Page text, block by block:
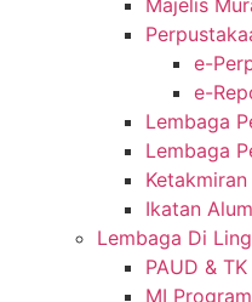
Majelis
e-
e-
Lembaga
Lembaga
Ketakmiran
Ikatan
Lembaga Di
PAUD &
MI